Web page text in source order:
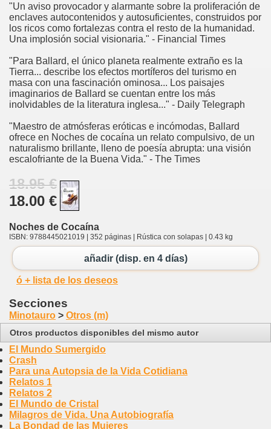
"Un aviso provocador y alarmante sobre la proliferación de
enclaves autocontenidos y autosuficientes, construidos por
los ricos como fortalezas contra el resto de la humanidad.
Una implosión social visionaria." - Financial Times
"Para Ballard, el único planeta realmente extraño es la
Tierra... describe los efectos mortíferos del turismo en
masa con una fascinación ominosa... Los paisajes
imaginarios de Ballard se cuentan entre los más
inolvidables de la literatura inglesa..." - Daily Telegraph
"Maestro de atmósferas eróticas e incómodas, Ballard
ofrece en Noches de cocaína un relato compulsivo, de un
naturalismo brillante, lleno de poesía abrupta: una visión
escalofriante de la Buena Vida." - The Times
18.95 €
18.00 €
Noches de Cocaína
ISBN: 9788445021019 | 352 páginas | Rústica con solapas | 0.43 kg
añadir (disp. en 4 días)
ó + lista de los deseos
Secciones
Minotauro > Otros (m)
Otros productos disponibles del mismo autor
El Mundo Sumergido
Crash
Para una Autopsia de la Vida Cotidiana
Relatos 1
Relatos 2
El Mundo de Cristal
Milagros de Vida. Una Autobiografía
La Bondad de las Mujeres